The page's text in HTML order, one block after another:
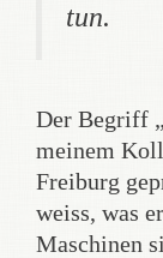
tun.
Der Begriff
meinem
Freiburg
weiss, was
Maschinen